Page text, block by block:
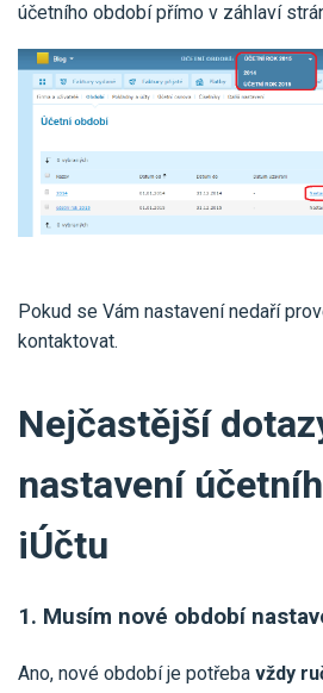
účetního období přímo v záhlaví
Pokud se Vám nastavení nedaří
kontaktovat.
Nejčastější
nastavení
iÚčtu
1. Musím nové období
Ano, nové období je potřeba vždy